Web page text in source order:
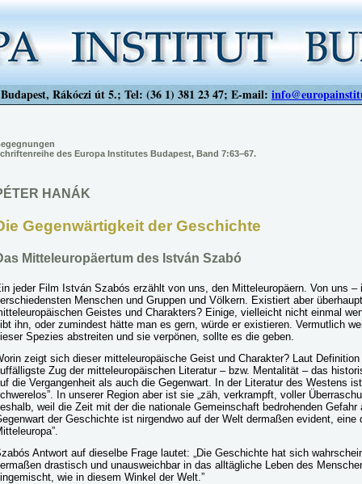
Rákóczi út 5.; Tel: (36 1) 381 23 47; E-mail:
des Europa Institutes Budapest, Band 7:63–67.
HANÁK
Gegenwärtigkeit der Geschichte
Mitteleuropäertum des István Szabó
jeder Film István Szabós erzählt von uns, den Mitteleuropäern. Von uns –
Menschen und Gruppen und Völkern. Existiert aber
Geistes und Charakters? Einige, vielleicht nicht einmal
ihn, oder zumindest hätte man es gern, würde er existieren. Vermutlich
Spezies abstreiten und sie verpönen, sollte es die geben.
zeigt sich dieser mitteleuropäische Geist und Charakter? Laut
Zug der mitteleuropäischen Literatur – bzw. Mentalität – das
die Vergangenheit als auch die Gegenwart. In der Literatur des Westens
In unserer Region aber ist sie „zäh, verkrampft, voller
weil die Zeit mit der die nationale Gemeinschaft bedrohenden Gefahr
der Geschichte ist nirgendwo auf der Welt dermaßen evident,
Antwort auf dieselbe Frage lautet: „Die Geschichte hat sich
drastisch und unausweichbar in das alltägliche Leben des
wie in diesem Winkel der Welt.”